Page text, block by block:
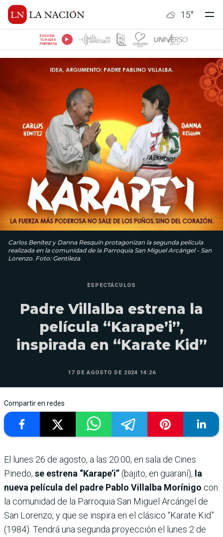
15°
ESCUCHÁ
TU RADIO
PREFERIDA
Carlos Benítez y Danna Resquín protagonizan la segunda película
realizada en la comunidad de la Parroquia San Miguel Arcángel - San
Lorenzo. Foto: Gentileza
ESPECTÁCULOS
Padre Villalba estrena la
película “Karape’i”,
inspirada en “Karate Kid”
17 DE AGOSTO DE 2024 14:26
Compartir en redes
El lunes 26 de agosto, a las 20:00, en sala de Cines
Pinedo, se estrena “Karape’i”(bajito, en guaraní), la
nueva película del padre Pablo Villalba Morínigo con
la comunidad de la Parroquia San Miguel Arcángel de
San Lorenzo, y que se inspira en el clásico “Karate Kid”
(1984). Tendrá una segunda proyección el lunes 2 de